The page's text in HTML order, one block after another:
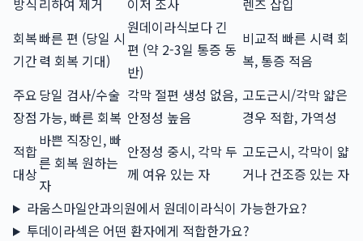
방식 리하여 제거 이저 조사
렌즈 삽입
회복
기간
빠른 편 (당일 시
력 회복 기대)
원데이라식보다 긴
편 (약 2-3일 통증 동
반)
비교적 빠른 시력 회
복, 통증 적음
주요
장점
당일 검사/수술
가능, 빠른 회복
각막 절편 생성 없음,
안정성 높음
고도근시/각막 얇은
경우 적합, 가역성
적합
대상
바쁜 직장인, 빠
른 회복 원하는
자
안정성 중시, 각막 두
께 여유 있는 자
고도근시, 각막이 얇
거나 건조증 있는 자
라움스마일안과의원에서 원데이라식이 가능한가요?
투데이라섹은 어떤 환자에게 적합한가요?